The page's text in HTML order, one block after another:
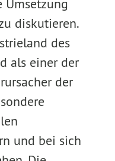
Umsetzung
diskutieren.
des
als einer der
der
und bei sich